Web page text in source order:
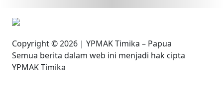
Copyright © 2026 | YPMAK Timika – Papua
Semua berita dalam web ini menjadi hak cipta
YPMAK Timika